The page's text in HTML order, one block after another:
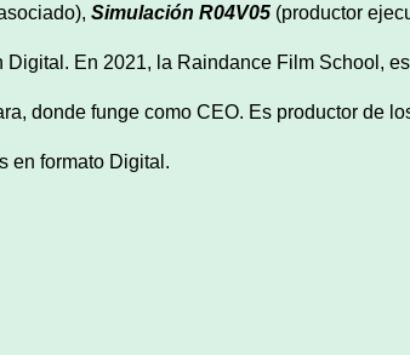
Simulación R04V05 (productor
Digital. En 2021, la Raindance Film School,
donde funge como CEO. Es productor de
en formato Digital.